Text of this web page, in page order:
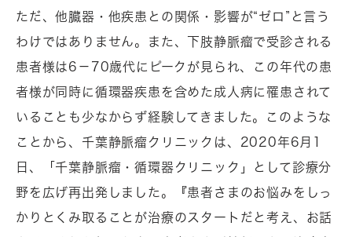
ただ、他臓器・他疾患との関係・影響が“ゼロ”と言う
わけではありません。また、下肢静脈瘤で受診される
患者様は6－70歳代にピークが見られ、この年代の患
者様が同時に循環器疾患を含めた成人病に罹患されて
いることも少なからず経験してきました。このような
ことから、千葉静脈瘤クリニックは、2020年6月1
日、「千葉静脈瘤・循環器クリニック」として診療分
野を広げ再出発しました。『患者さまのお悩みをしっ
かりとくみ取ることが治療のスタートだと考え、お話